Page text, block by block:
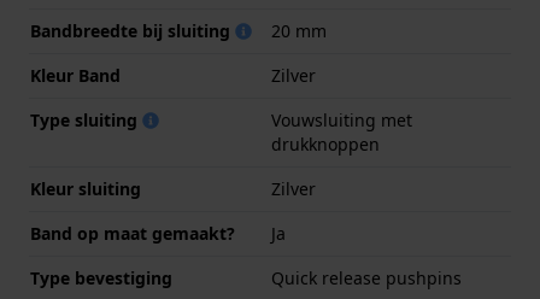
Bandbreedte bij sluiting
20 mm
Kleur Band
Zilver
Type sluiting
Vouwsluiting met
drukknoppen
Kleur sluiting
Zilver
Band op maat gemaakt?
Ja
Type bevestiging
Quick release pushpins